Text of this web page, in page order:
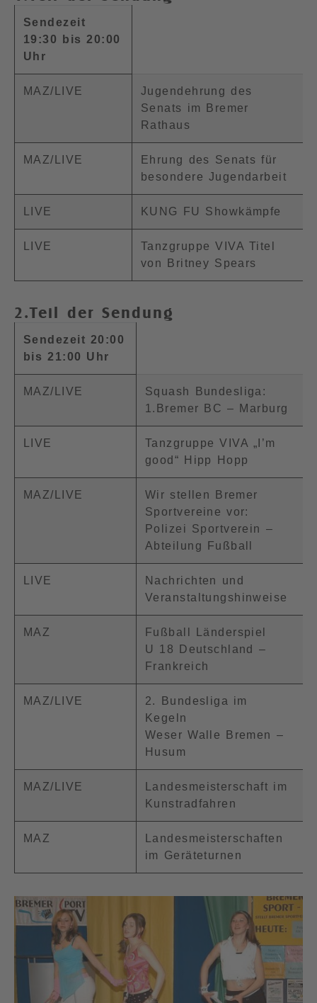
Sendezeit
19:30 bis 20:00
Uhr
MAZ/LIVE
Jugendehrung des
Senats im Bremer
Rathaus
MAZ/LIVE
Ehrung des Senats für
besondere Jugendarbeit
LIVE KUNG FU Showkämpfe
LIVE
Tanzgruppe VIVA Titel
von Britney Spears
2.Teil der Sendung
Sendezeit 20:00
bis 21:00 Uhr
MAZ/LIVE
Squash Bundesliga:
1.Bremer BC – Marburg
LIVE
Tanzgruppe VIVA „I’m
good“ Hipp Hopp
MAZ/LIVE
Wir stellen Bremer
Sportvereine vor:
Polizei Sportverein –
Abteilung Fußball
LIVE
Nachrichten und
Veranstaltungshinweise
MAZ
Fußball Länderspiel
U 18 Deutschland –
Frankreich
MAZ/LIVE
2. Bundesliga im
Kegeln
Weser Walle Bremen –
Husum
MAZ/LIVE
Landesmeisterschaft im
Kunstradfahren
MAZ
Landesmeisterschaften
im Geräteturnen